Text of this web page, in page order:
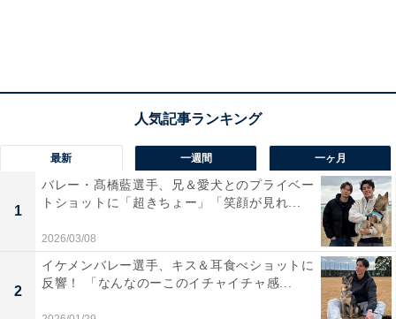
最新 一週間 一ヶ月
1
バレー・髙橋藍選手、兄＆愛犬とのプライベー
トショットに「超きちょー」「笑顔が見れ...
2026/03/08
2
イケメンバレー選手、キス＆耳食べショットに
反響！ 「なんなのーこのイチャイチャ感...